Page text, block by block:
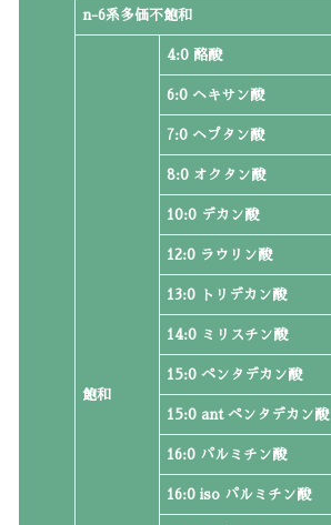
n-6系多価不飽和
飽和
4:0 酪酸
6:0 ヘキサン酸
7:0 ヘプタン酸
8:0 オクタン酸
10:0 デカン酸
12:0 ラウリン酸
13:0 トリデカン酸
14:0 ミリスチン酸
15:0 ペンタデカン酸
15:0 ant ペンタデカン酸
16:0 パルミチン酸
16:0 iso パルミチン酸